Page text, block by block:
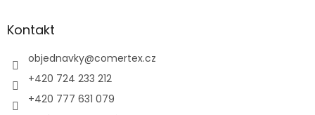
aKontakt
objednavky@comertex.cz
+420 724 233 212
+420 777 631 079